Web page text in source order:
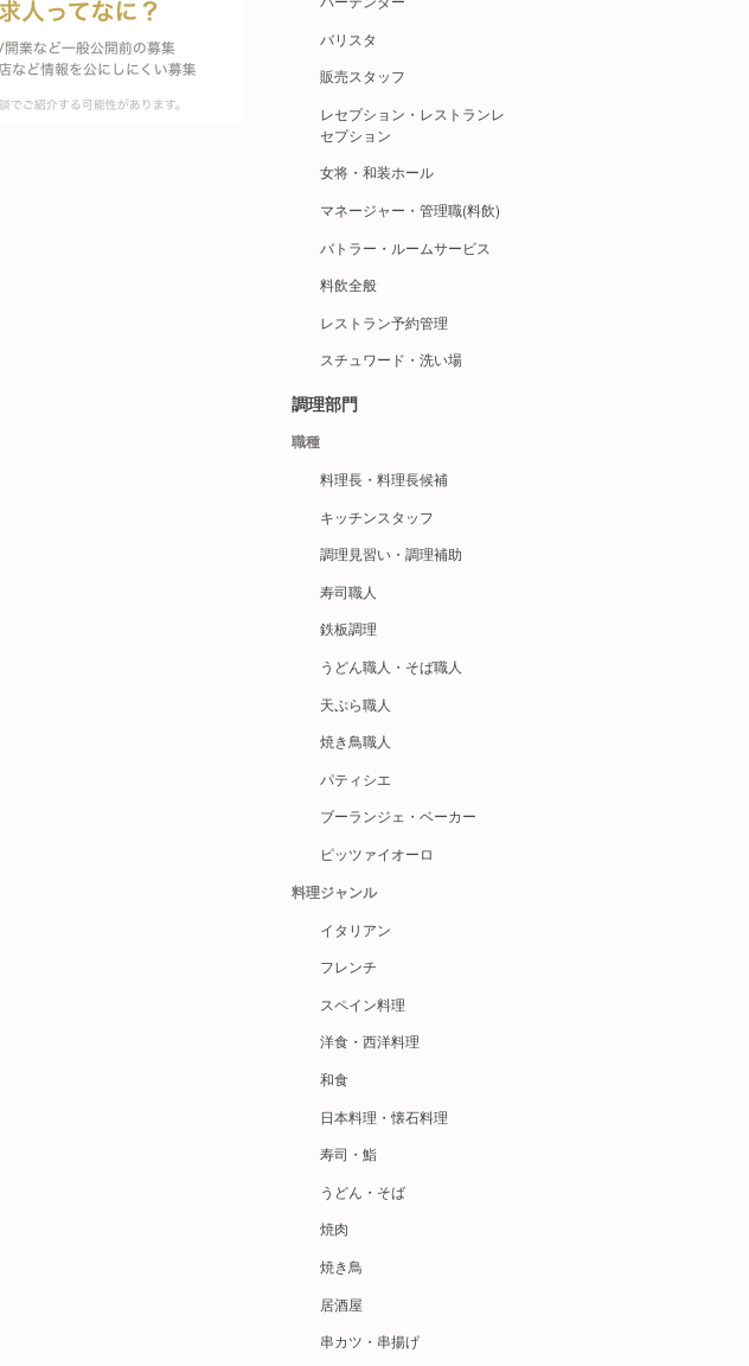
バリスタ
販売スタッフ
レセプション・レストランレ
セプション
女将・和装ホール
マネージャー・管理職(料飲)
バトラー・ルームサービス
料飲全般
レストラン予約管理
スチュワード・洗い場
調理部門
職種
料理長・料理長候補
キッチンスタッフ
調理見習い・調理補助
寿司職人
鉄板調理
うどん職人・そば職人
天ぷら職人
焼き鳥職人
パティシエ
ブーランジェ・ベーカー
ピッツァイオーロ
料理ジャンル
イタリアン
フレンチ
スペイン料理
洋食・西洋料理
和食
日本料理・懐石料理
寿司・鮨
うどん・そば
焼肉
焼き鳥
居酒屋
串カツ・串揚げ